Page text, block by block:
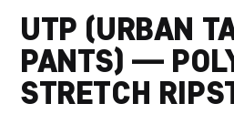
UTP (URBAN
PANTS) —
STRETCH